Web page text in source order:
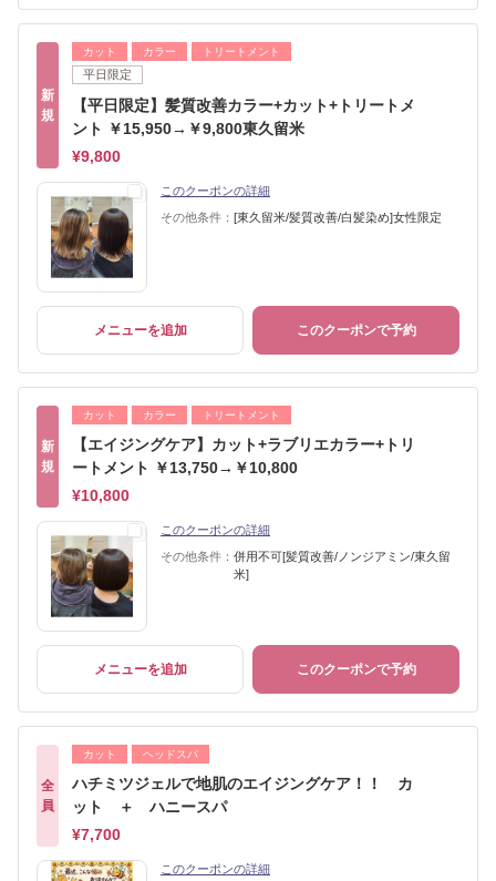
新
規
カット カラー トリートメント
平日限定
【平日限定】髪質改善カラー+カット+トリートメ
ント ￥15,950→￥9,800東久留米
¥9,800
このクーポンの詳細
その他条件： [東久留米/髪質改善/白髪染め]女性限定
メニューを追加 このクーポンで予約
新
規
カット カラー トリートメント
【エイジングケア】カット+ラブリエカラー+トリ
ートメント ￥13,750→￥10,800
¥10,800
このクーポンの詳細
その他条件： 併用不可[髪質改善/ノンジアミン/東久留
米]
メニューを追加 このクーポンで予約
全
員
カット ヘッドスパ
ハチミツジェルで地肌のエイジングケア！！ カ
ット ＋ ハニースパ
¥7,700
このクーポンの詳細